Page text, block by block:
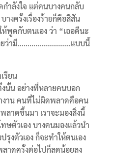
ำลังใจ แต่คนบางคนกลับ
างครั้งเรื่องร้ายก็คือสีสัน
ห้พูดกับตนเอง ว่า “เออดีนะ
ลยว่ามี………………………แบบนี้
รียน
นั้น อย่างที่หลายคนบอก
าน คนที่ไม่ผิดพลาดคือคน
ลาดขึ้นมา เราจะมองสิ่งนี้
ษตัวเอง บางคนมองแล้วนำ
งตัวเอง ก็จะทำให้ตนเอง
ลาดครั้งต่อไปก็ลดน้อยลง